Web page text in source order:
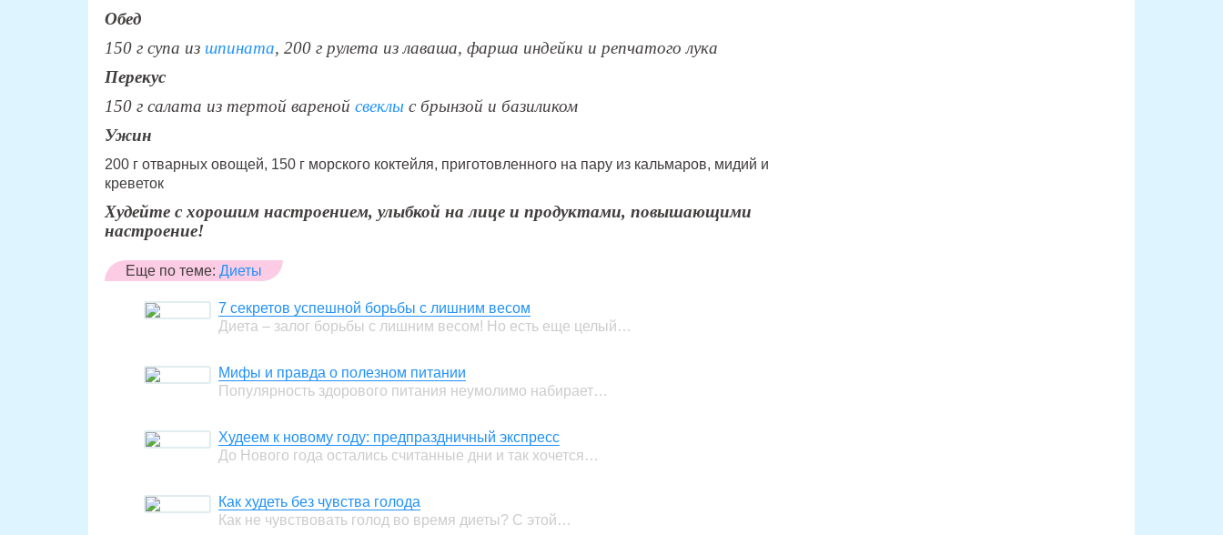
Обед
150 г супа из шпината, 200 г рулета из лаваша, фарша индейки и репчатого лука
Перекус
150 г салата из тертой вареной свеклы с брынзой и базиликом
Ужин
200 г отварных овощей, 150 г морского коктейля, приготовленного на пару из кальмаров, мидий и
креветок
Худейте с хорошим настроением, улыбкой на лице и продуктами, повышающими
настроение!
Еще по теме: Диеты
7 секретов успешной борьбы с лишним весом
Диета – залог борьбы с лишним весом! Но есть еще целый…
Мифы и правда о полезном питании
Популярность здорового питания неумолимо набирает…
Худеем к новому году: предпраздничный экспресс
До Нового года остались считанные дни и так хочется…
Как худеть без чувства голода
Как не чувствовать голод во время диеты? С этой…